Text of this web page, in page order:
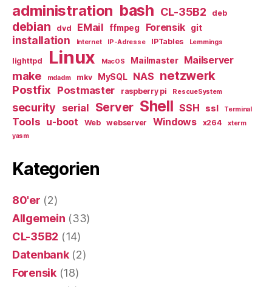
administration bash CL-35B2 deb
debian dvd EMail ffmpeg Forensik git
installation Internet IP-Adresse IPTables Lemmings
lighttpd Linux MacOS Mailmaster Mailserver
make mdadm mkv MySQL NAS netzwerk
Postfix Postmaster raspberry pi RescueSystem
security serial Server Shell SSH ssl Terminal
Tools u-boot Web webserver Windows x264
xterm
yasm
Kategorien
80'er (2)
Allgemein (33)
CL-35B2 (14)
Datenbank(2)
Forensik(18)